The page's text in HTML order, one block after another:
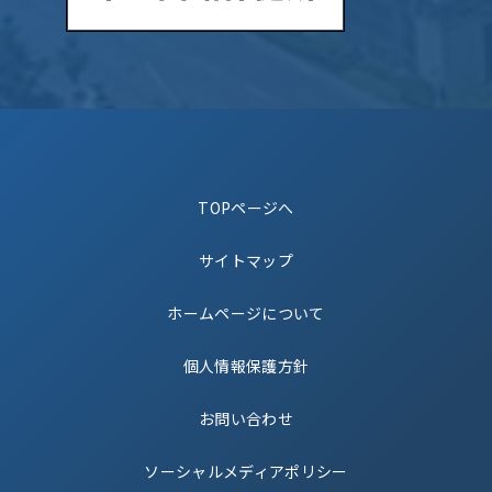
TOPページへ
サイトマップ
ホームページについて
個人情報保護方針
お問い合わせ
ソーシャルメディアポリシー